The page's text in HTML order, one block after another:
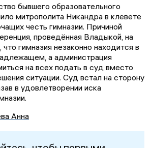
бывшего образовательного
митрополита Никандра в клевете
честь гимназии. Причиной
проведённая Владыкой, на
что гимназия незаконно находится в
а администрация
на всех подать в суд вместо
ситуации. Суд встал на сторону
в удовлетворении иска
Анна